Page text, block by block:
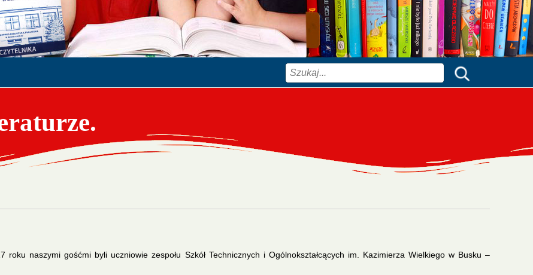
Szukaj
roku naszymi gośćmi byli uczniowie zespołu Szkół Technicznych i Ogólnokształcących im. Kazimierza Wielkiego w Busku –